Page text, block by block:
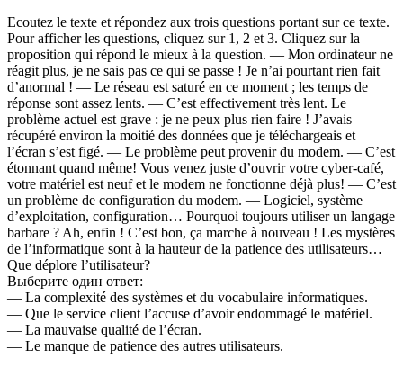
Ecoutez le texte et répondez aux trois questions portant sur ce texte.
Pour afficher les questions, cliquez sur 1, 2 et 3. Cliquez sur la
proposition qui répond le mieux à la question. — Mon ordinateur ne
réagit plus, je ne sais pas ce qui se passe ! Je n’ai pourtant rien fait
d’anormal ! — Le réseau est saturé en ce moment ; les temps de
réponse sont assez lents. — C’est effectivement très lent. Le
problème actuel est grave : je ne peux plus rien faire ! J’avais
récupéré environ la moitié des données que je téléchargeais et
l’écran s’est figé. — Le problème peut provenir du modem. — C’est
étonnant quand même! Vous venez juste d’ouvrir votre cyber-café,
votre matériel est neuf et le modem ne fonctionne déjà plus! — C’est
un problème de configuration du modem. — Logiciel, système
d’exploitation, configuration… Pourquoi toujours utiliser un langage
barbare ? Ah, enfin ! C’est bon, ça marche à nouveau ! Les mystères
de l’informatique sont à la hauteur de la patience des utilisateurs…
Que déplore l’utilisateur?
Выберите один ответ:
— La complexité des systèmes et du vocabulaire informatiques.
— Que le service client l’accuse d’avoir endommagé le matériel.
— La mauvaise qualité de l’écran.
— Le manque de patience des autres utilisateurs.